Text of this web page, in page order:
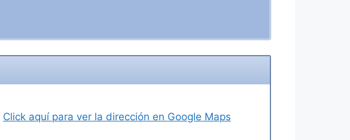
Click aquí para ver la dirección en Google Maps